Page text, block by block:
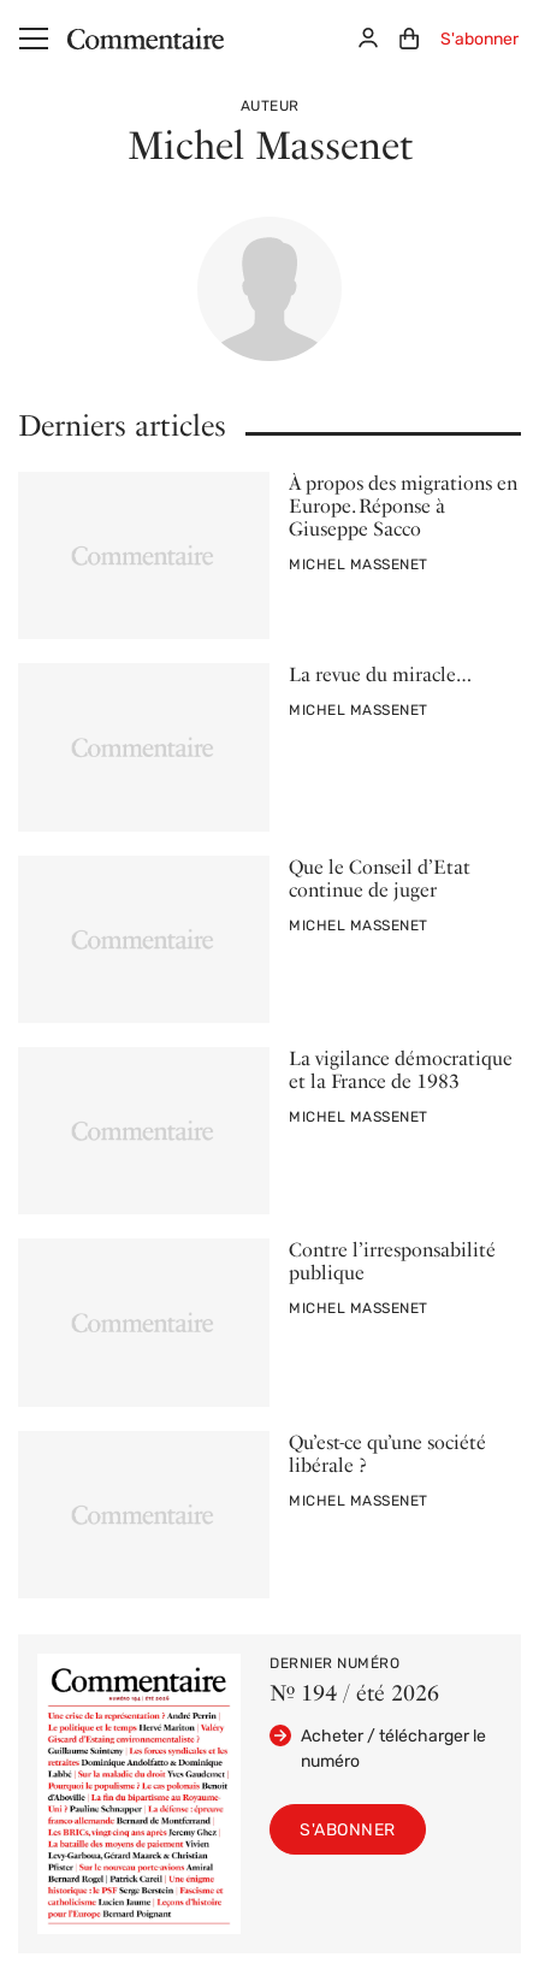
Aller au contenu principal ConnexionPanier (0)
S'abonner
AUTEUR
Michel Massenet
Derniers articles
À propos des migrations en
Europe. Réponse à
Giuseppe Sacco
PAR
MICHEL MASSENET
La revue du miracle…
PAR
MICHEL MASSENET
Que le Conseil d’Etat
continue de juger
PAR
MICHEL MASSENET
La vigilance démocratique
et la France de 1983
PAR
MICHEL MASSENET
Contre l’irresponsabilité
publique
PAR
MICHEL MASSENET
Qu’est-ce qu’une société
libérale ?
PAR
MICHEL MASSENET
DERNIER NUMÉRO
Nº 194 / été 2026
Acheter / télécharger le
numéro
S'ABONNER